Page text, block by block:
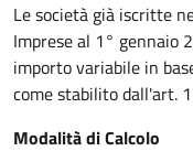
Le società già iscritte
Imprese al 1° gennaio
importo variabile in
come stabilito dall'art.
Modalità di Calcolo